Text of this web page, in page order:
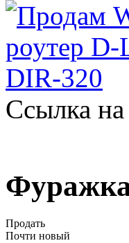
Ссылка на
Продать
Почти новый